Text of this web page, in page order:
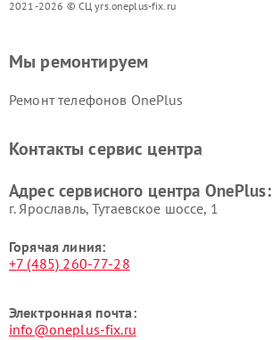
2021-2026 © СЦ yrs.oneplus-fix.ru
Мы ремонтируем
Ремонт телефонов OnePlus
Контакты сервис центра
Адрес сервисного центра OnePlus:
г. Ярославль, Тутаевское шоссе, 1
Горячая линия:
+7 (485) 260-77-28
Электронная почта:
info@oneplus-fix.ru